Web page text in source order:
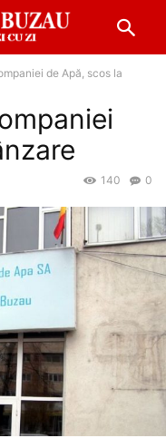
de Apă, scos la
0
140